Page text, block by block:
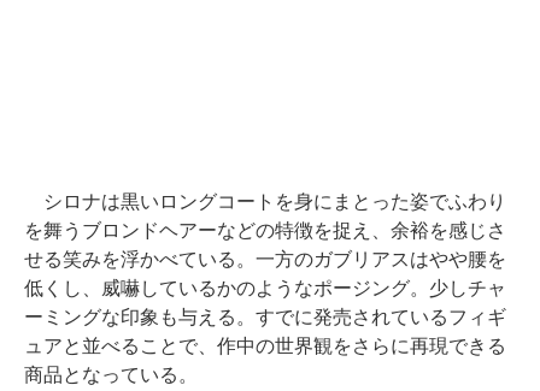
シロナは黒いロングコートを身にまとった姿でふわり
を舞うブロンドヘアーなどの特徴を捉え、余裕を感じさ
せる笑みを浮かべている。一方のガブリアスはやや腰を
低くし、威嚇しているかのようなポージング。少しチャ
ーミングな印象も与える。すでに発売されているフィギ
ュアと並べることで、作中の世界観をさらに再現できる
商品となっている。